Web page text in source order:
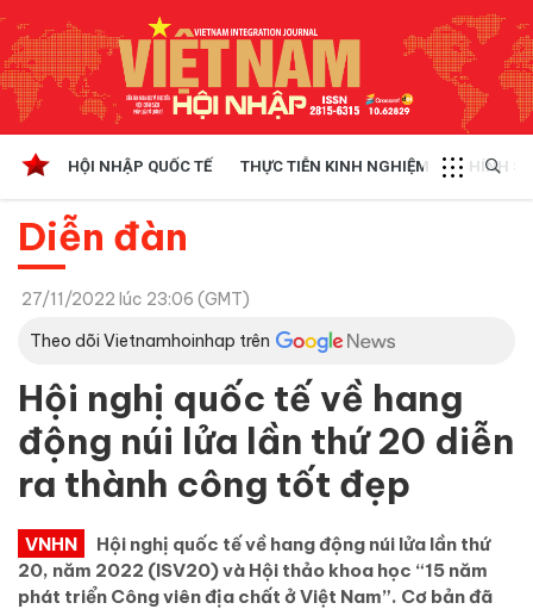
HỘI NHẬP QUỐC TẾ THỰC TIỄN KINH NGHIỆM CHÍNH
Diễn đàn
27/11/2022 lúc 23:06 (GMT)
Theo dõi Vietnamhoinhap trên
Hội nghị quốc tế về hang
động núi lửa lần thứ 20 diễn
ra thành công tốt đẹp
VNHN
Hội nghị quốc tế về hang động núi lửa lần thứ
20, năm 2022 (ISV20) và Hội thảo khoa học “15 năm
phát triển Công viên địa chất ở Việt Nam”. Cơ bản đã